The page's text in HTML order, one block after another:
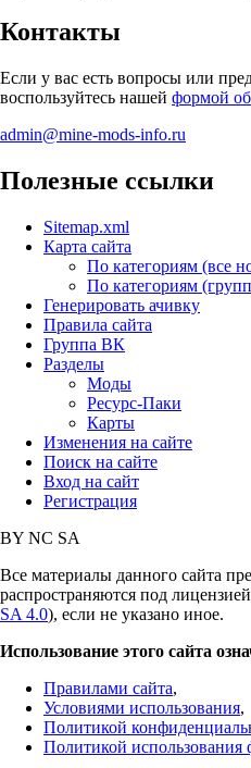
Контакты
Если у вас есть вопросы или
воспользуйтесь нашей формой
admin@mine-mods-info.ru
Полезные ссылки
Sitemap.xml
Карта сайта
По категориям (все
По категориям
Генерировать ачивку
Правила сайта
Группа ВК
Разделы
Моды
Ресурс-Паки
Карты
Изменения на сайте
Поиск на сайте
Вход на сайт
Регистрация
BY NC SA
Все материалы данного сайта
распространяются под
SA 4.0), если не указано иное.
Использование этого сайта
Правилами сайта,
Условиями использования,
Политикой
Политикой использования